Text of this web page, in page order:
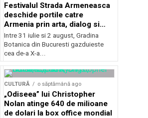
Festivalul Strada Armeneasca
deschide portile catre
Armenia prin arta, dialog si
patrimoniu, intre 31 iulie si 2
august, la Gradina Botanica din
Bucuresti
Intre 31 iulie si 2 august, Gradina
Botanica din Bucuresti gazduieste
cea de-a X-a...
CULTURĂ o săptămână ago
„Odiseea” lui Christopher
Nolan atinge 640 de milioane
de dolari la box office mondial